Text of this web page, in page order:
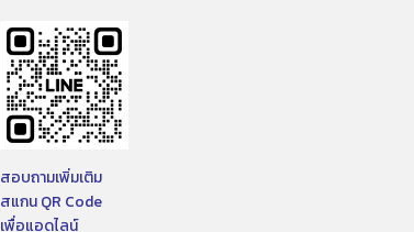
สอบถามเพิ่มเติม
สแกน QR Code
เพื่อแอดไลน์